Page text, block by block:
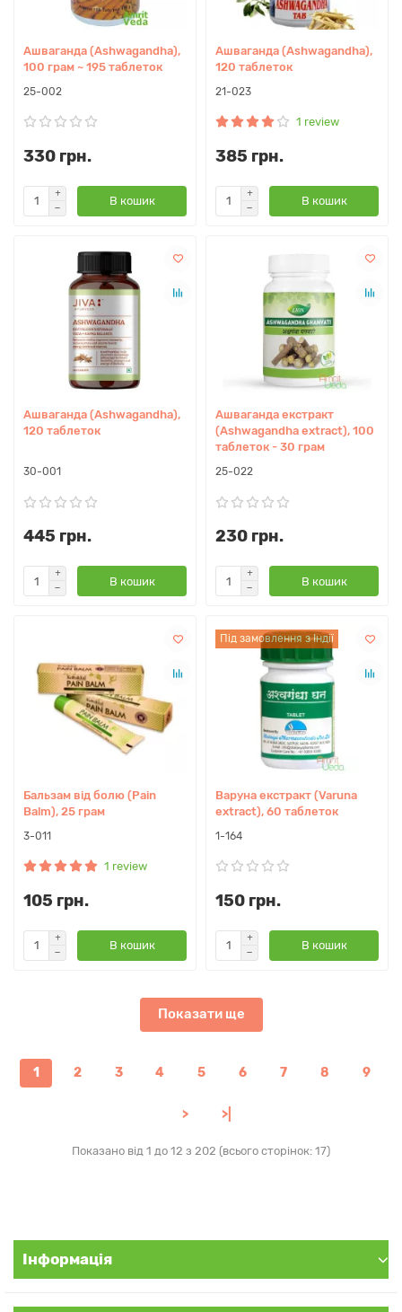
Ашваганда (Ashwagandha),
100 грам ~ 195 таблеток
25-002
330 грн.
В кошик
Ашваганда (Ashwagandha),
120 таблеток
21-023
1 review
385 грн.
В кошик
Ашваганда (Ashwagandha),
120 таблеток
30-001
445 грн.
В кошик
Ашваганда екстракт
(Ashwagandha extract), 100
таблеток - 30 грам
25-022
230 грн.
В кошик
Бальзам від болю (Pain
Balm), 25 грам
3-011
1 review
105 грн.
В кошик
Під замовлення з Індії
Варуна екстракт (Varuna
extract), 60 таблеток
1-164
150 грн.
В кошик
Показати ще
1 2 3 4 5 6 7 8 9
> >|
Показано від 1 до 12 з 202 (всього сторінок: 17)
Інформація